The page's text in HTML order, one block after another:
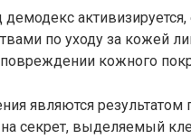
по уходу за кожей
кожного
являются
секрет, выделяемый